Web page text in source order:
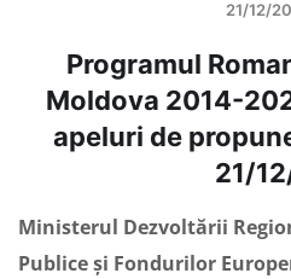
21/12/
Programul
Moldova 2014-
apeluri de
21/
Ministerul Dezvoltării
Publice și Fondurilor